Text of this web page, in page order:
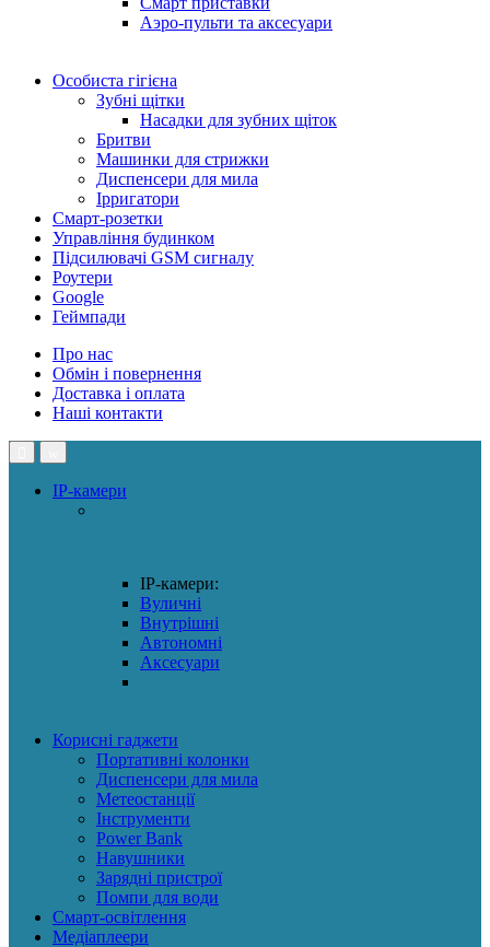
Аэро-пульти та аксесуари
Особиста гігієна
Зубні щітки
Насадки для зубних щіток
Бритви
Машинки для стрижки
Диспенсери для мила
Ірригатори
Смарт-розетки
Управління будинком
Підсилювачі GSM сигналу
Роутери
Google
Геймпади
Про нас
Обмін і повернення
Доставка і оплата
Наші контакти
IP-камери
IP-камери:
Вуличні
Внутрішні
Автономні
Аксесуари
Корисні гаджети
Портативні колонки
Диспенсери для мила
Метеостанції
Інструменти
Power Bank
Навушники
Зарядні пристрої
Помпи для води
Смарт-освітлення
Медіаплеери